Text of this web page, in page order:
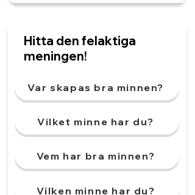
Hitta den felaktiga
meningen!
Var skapas bra minnen?
Vilket minne har du?
Vem har bra minnen?
Vilken minne har du?